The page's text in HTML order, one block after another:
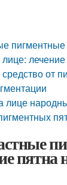
лечение
от
лице
пятна